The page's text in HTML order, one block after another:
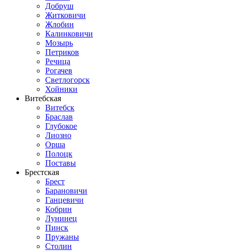
Добруш
Житковичи
Жлобин
Калинковичи
Мозырь
Петриков
Речица
Рогачев
Светлогорск
Хойники
Витебская
Витебск
Браслав
Глубокое
Лиозно
Орша
Полоцк
Поставы
Брестская
Брест
Барановичи
Ганцевичи
Кобрин
Лунинец
Пинск
Пружаны
Столин